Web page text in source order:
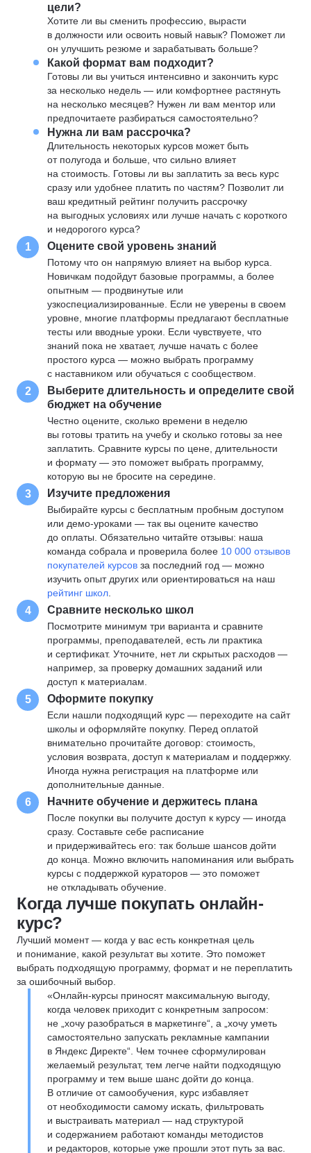
цели?
Хотите ли вы сменить профессию, вырасти
в должности или освоить новый навык? Поможет ли
он улучшить резюме и зарабатывать больше?
Какой формат вам подходит?
Готовы ли вы учиться интенсивно и закончить курс
за несколько недель — или комфортнее растянуть
на несколько месяцев? Нужен ли вам ментор или
предпочитаете разбираться самостоятельно?
Нужна ли вам рассрочка?
Длительность некоторых курсов может быть
от полугода и больше, что сильно влияет
на стоимость. Готовы ли вы заплатить за весь курс
сразу или удобнее платить по частям? Позволит ли
ваш кредитный рейтинг получить рассрочку
на выгодных условиях или лучше начать с короткого
и недорогого курса?
1 Оцените свой уровень знаний
Потому что он напрямую влияет на выбор курса.
Новичкам подойдут базовые программы, а более
опытным — продвинутые или
узкоспециализированные. Если не уверены в своем
уровне, многие платформы предлагают бесплатные
тесты или вводные уроки. Если чувствуете, что
знаний пока не хватает, лучше начать с более
простого курса — можно выбрать программу
с наставником или обучаться с сообществом.
2
Выберите длительность и определите свой
бюджет на обучение
Честно оцените, сколько времени в неделю
вы готовы тратить на учебу и сколько готовы за нее
заплатить. Сравните курсы по цене, длительности
и формату — это поможет выбрать программу,
которую вы не бросите на середине.
3 Изучите предложения
Выбирайте курсы с бесплатным пробным доступом
или демо-уроками — так вы оцените качество
до оплаты. Обязательно читайте отзывы: наша
команда собрала и проверила более 10 000 отзывов
покупателей курсов за последний год — можно
изучить опыт других или ориентироваться на наш
рейтинг школ
4 Сравните несколько школ
Посмотрите минимум три варианта и сравните
программы, преподавателей, есть ли практика
и сертификат. Уточните, нет ли скрытых расходов —
например, за проверку домашних заданий или
доступ к материалам.
5 Оформите покупку
Если нашли подходящий курс — переходите на сайт
школы и оформляйте покупку. Перед оплатой
внимательно прочитайте договор: стоимость,
условия возврата, доступ к материалам и поддержку.
Иногда нужна регистрация на платформе или
дополнительные данные.
6 Начните обучение и держитесь плана
После покупки вы получите доступ к курсу — иногда
сразу. Составьте себе расписание
и придерживайтесь его: так больше шансов дойти
до конца. Можно включить напоминания или выбрать
курсы с поддержкой кураторов — это поможет
не откладывать обучение.
Когда лучше покупать онлайн-
курс?
Лучший момент — когда у вас есть конкретная цель
и понимание, какой результат вы хотите. Это поможет
выбрать подходящую программу, формат и не переплатить
за ошибочный выбор.
«Онлайн-курсы приносят максимальную выгоду,
когда человек приходит с конкретным запросом:
не „хочу разобраться в маркетинге“, а „хочу уметь
самостоятельно запускать рекламные кампании
в Яндекс Директе“. Чем точнее сформулирован
желаемый результат, тем легче найти подходящую
программу и тем выше шанс дойти до конца.
В отличие от самообучения, курс избавляет
от необходимости самому искать, фильтровать
и выстраивать материал — над структурой
и содержанием работают команды методистов
и редакторов, которые уже прошли этот путь за вас.